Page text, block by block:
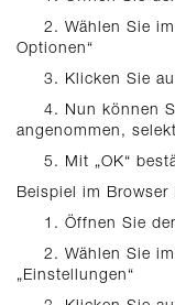
2. Wählen Sie im
Optionen“
3. Klicken Sie auf
4. Nun können
angenommen,
5. Mit „OK“
Beispiel im Browser
1. Öffnen Sie
2. Wählen Sie im
„Einstellungen“